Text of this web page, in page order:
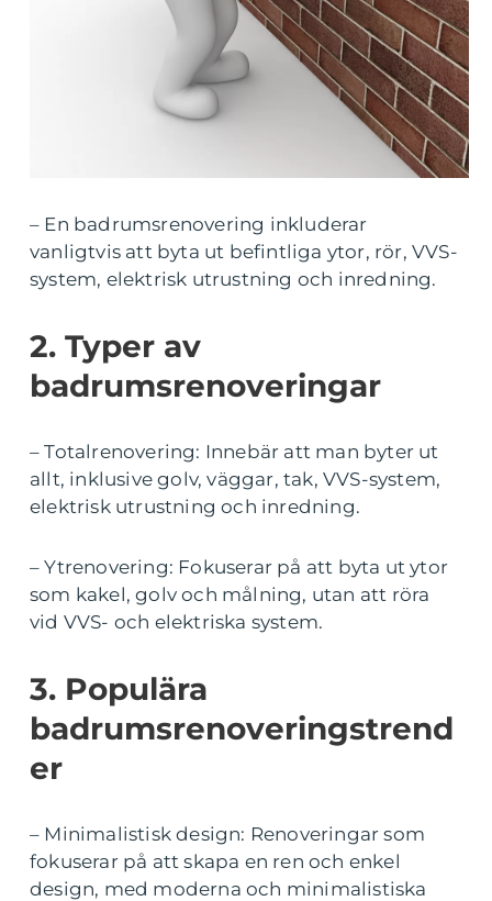
– En badrumsrenovering inkluderar
vanligtvis att byta ut befintliga ytor, rör, VVS-
system, elektrisk utrustning och inredning.
2. Typer av
badrumsrenoveringar
– Totalrenovering: Innebär att man byter ut
allt, inklusive golv, väggar, tak, VVS-system,
elektrisk utrustning och inredning.
– Ytrenovering: Fokuserar på att byta ut ytor
som kakel, golv och målning, utan att röra
vid VVS- och elektriska system.
3. Populära
badrumsrenoveringstrend
er
– Minimalistisk design: Renoveringar som
fokuserar på att skapa en ren och enkel
design, med moderna och minimalistiska